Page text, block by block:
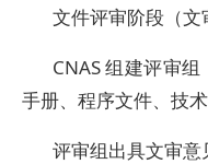
文件评审阶段（文
CNAS 组建评审
手册、程序文件、技
评审组出具文审